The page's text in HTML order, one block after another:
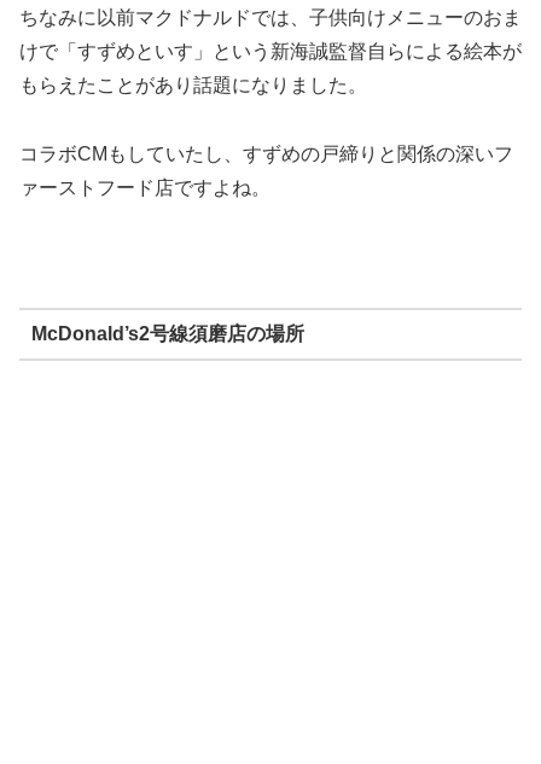
ちなみに以前マクドナルドでは、子供向けメニューのおま
けで「すずめといす」という新海誠監督自らによる絵本が
もらえたことがあり話題になりました。
コラボCMもしていたし、すずめの戸締りと関係の深いフ
ァーストフード店ですよね。
McDonald’s2号線須磨店の場所